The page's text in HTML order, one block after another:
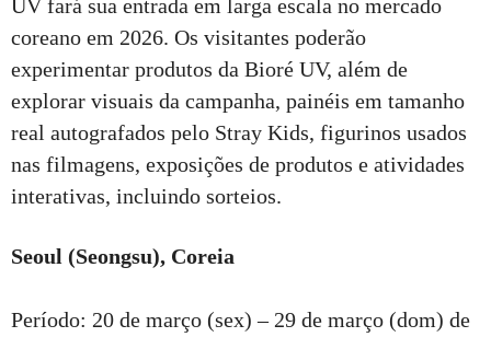
UV fará sua entrada em larga escala no mercado
coreano em 2026. Os visitantes poderão
experimentar produtos da Bioré UV, além de
explorar visuais da campanha, painéis em tamanho
real autografados pelo Stray Kids, figurinos usados
nas filmagens, exposições de produtos e atividades
interativas, incluindo sorteios.
Seoul (Seongsu), Coreia
Período: 20 de março (sex) – 29 de março (dom) de